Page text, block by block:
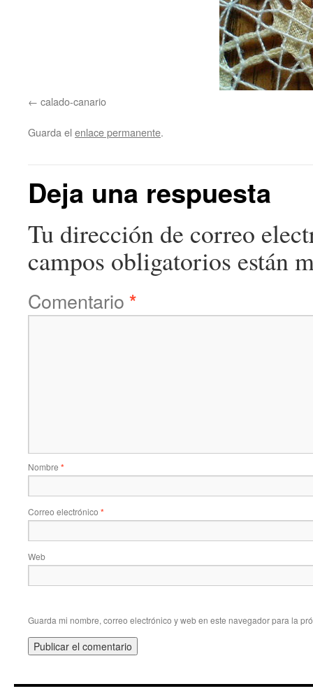
calado-canario
Guarda el enlace permanente.
Deja una respuesta
Tu dirección de correo
campos obligatorios están
Comentario *
Nombre *
Correo electrónico *
Web
Guarda mi nombre, correo electrónico y web en este navegador para la